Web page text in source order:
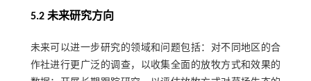
5.2 未来研究方向
未来可以进一步研究的领域和问题包括：对不同地区的合
作社进行更广泛的调查，以收集全面的放牧方式和效果的